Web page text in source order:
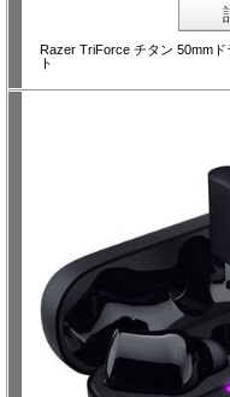
Razer TriForce チタン 50mm
ト